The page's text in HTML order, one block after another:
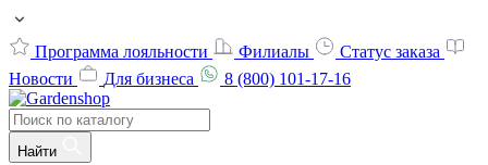
Программа лояльности Филиалы
Статус заказа
Новости
Для бизнеса 8 (800) 101-17-16
Найти